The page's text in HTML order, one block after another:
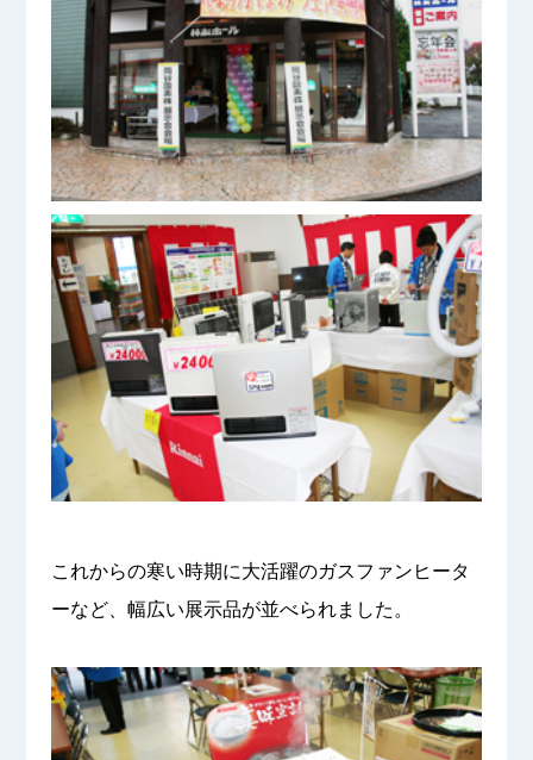
これからの寒い時期に大活躍のガスファンヒータ
ーなど、幅広い展示品が並べられました。